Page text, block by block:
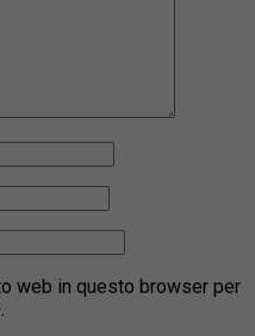
web in questo browser per